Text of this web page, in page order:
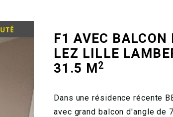
F1 AVEC BALCON
LEZ LILLE
31.5 M2
Dans une résidence récente
avec grand balcon d'angle de